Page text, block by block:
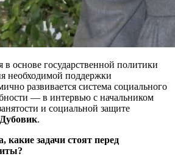
основе государственной политики
необходимой поддержки
развивается система социального
— в интервью с начальником
и социальной защите
.
задачи стоят перед